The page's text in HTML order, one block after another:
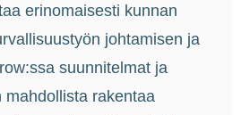
erinomaisesti kunnan
johtamisen ja
suunnitelmat ja
rakentaa